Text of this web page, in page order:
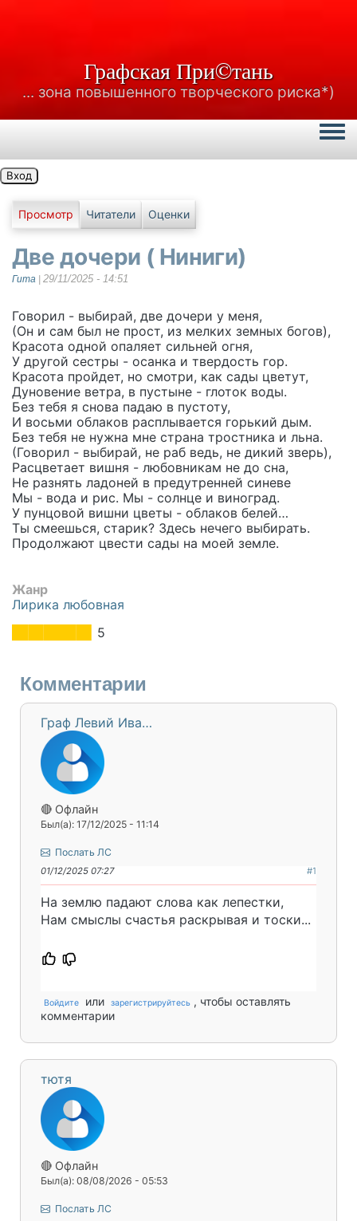
Графская При©тань
... зона повышенного творческого риска*)
Вход
Главные вкладки
Просмотр Читатели Оценки
Две дочери ( Ниниги)
Гита 29/11/2025 - 14:51
Говорил - выбирай, две дочери у меня,
(Он и сам был не прост, из мелких земных богов),
Красота одной опаляет сильней огня,
У другой сестры - осанка и твердость гор.
Красота пройдет, но смотри, как сады цветут,
Дуновение ветра, в пустыне - глоток воды.
Без тебя я снова падаю в пустоту,
И восьми облаков расплывается горький дым.
Без тебя не нужна мне страна тростника и льна.
(Говорил - выбирай, не раб ведь, не дикий зверь),
Расцветает вишня - любовникам не до сна,
Не разнять ладоней в предутренней синеве
Мы - вода и рис. Мы - солнце и виноград.
У пунцовой вишни цветы - облаков белей…
Ты смеешься, старик? Здесь нечего выбирать.
Продолжают цвести сады на моей земле.
Жанр
Лирика любовная
5
Комментарии
Граф Левий Ива…
🔴 Офлайн
Был(а): 17/12/2025 - 11:14
Послать ЛС
01/12/2025 07:27 #1
На землю падают слова как лепестки,
Нам смыслы счастья раскрывая и тоски...
Войдите или зарегистрируйтесь , чтобы оставлять
комментарии
тютя
🔴 Офлайн
Был(а): 08/08/2026 - 05:53
Послать ЛС